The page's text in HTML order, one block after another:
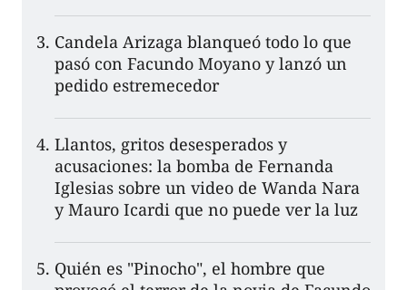
Candela Arizaga blanqueó todo lo que
pasó con Facundo Moyano y lanzó un
pedido estremecedor
Llantos, gritos desesperados y
acusaciones: la bomba de Fernanda
Iglesias sobre un video de Wanda Nara
y Mauro Icardi que no puede ver la luz
Quién es "Pinocho", el hombre que